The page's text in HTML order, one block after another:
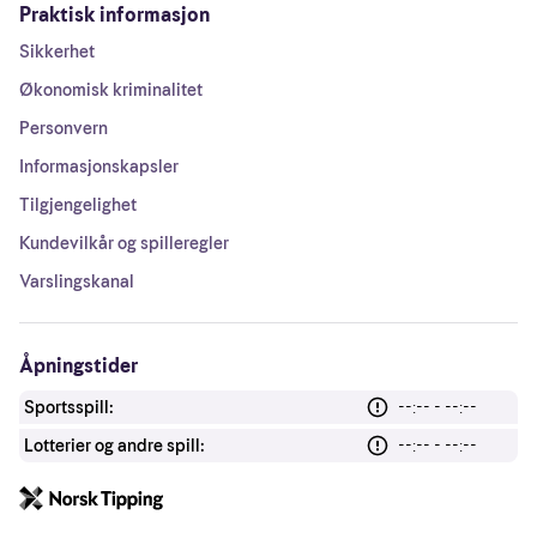
Praktisk informasjon
Sikkerhet
Økonomisk kriminalitet
Personvern
Informasjonskapsler
Tilgjengelighet
Kundevilkår og spilleregler
Varslingskanal
Åpningstider
Sportsspill:
--:-- - --:--
Lotterier og andre spill:
--:-- - --:--